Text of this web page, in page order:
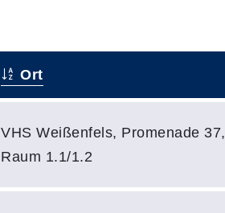
Ort
VHS Weißenfels, Promenade 37,
Raum 1.1/1.2